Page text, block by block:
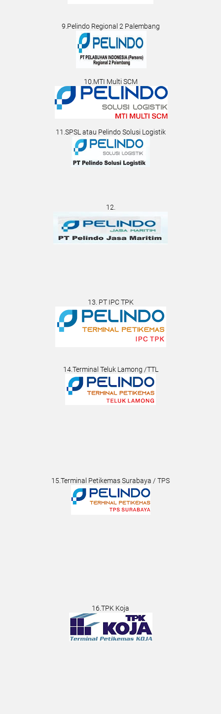
9.Pelindo Regional 2 Palembang
10.MTI Multi SCM
11.SPSL atau Pelindo Solusi Logistik
12.
13. PT IPC TPK
14.Terminal Teluk Lamong /TTL
15.Terminal Petikemas Surabaya / TPS
16.TPK Koja